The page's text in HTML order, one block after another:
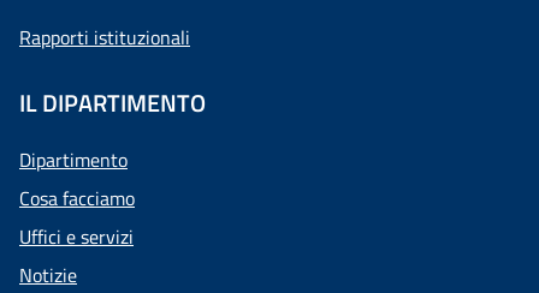
Rapporti istituzionali
IL DIPARTIMENTO
Dipartimento
Cosa facciamo
Uffici e servizi
Notizie